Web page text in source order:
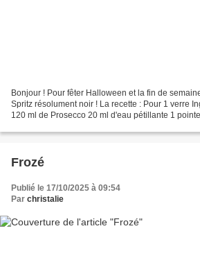
Bonjour ! Pour fêter Halloween et la fin de
Spritz résolument noir ! La recette : Pour 1 verre
120 ml de Prosecco 20 ml d'eau pétillante 1
Frozé
Publié le 17/10/2025 à 09:54
Par christalie